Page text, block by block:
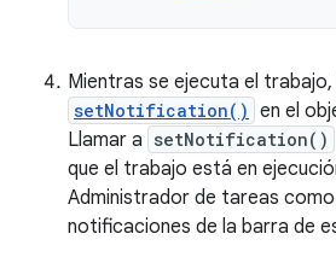
Mientras se ejecuta el trabajo,
setNotification() en el
Llamar a setNotification()
que el trabajo está en
Administrador de tareas
notificaciones de la barra de